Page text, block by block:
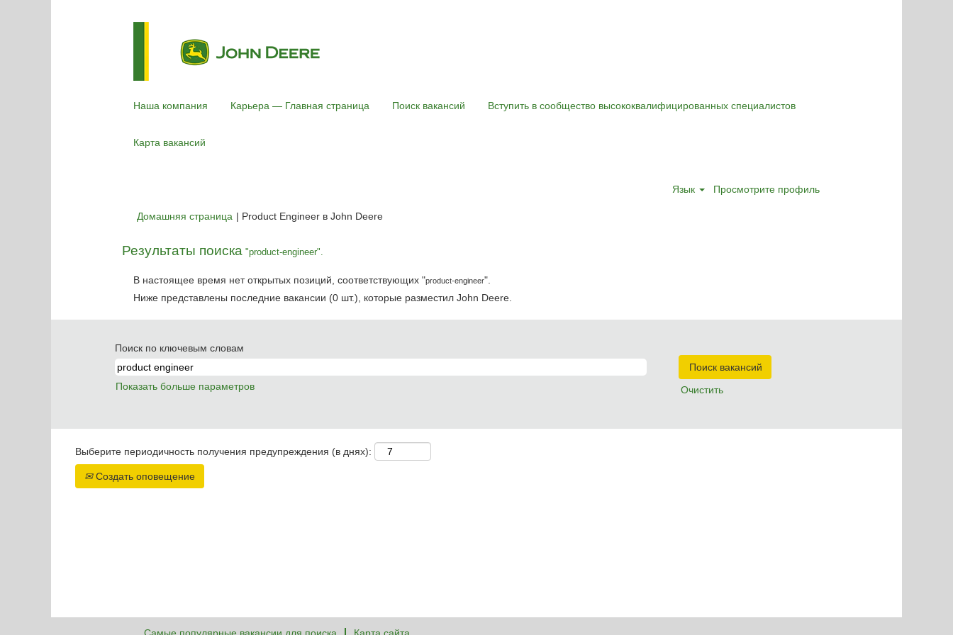
Наша компания Карьера — Главная страница Поиск вакансий Вступить в сообщество высококвалифицированных специалистов
Карта вакансий
Язык Просмотрите профиль
Домашняя страница | Product Engineer в John Deere(текущая
Результаты поиска "product-engineer".
В настоящее время нет открытых позиций, соответствующих "product-engineer".
Ниже представлены последние вакансии (0 шт.), которые разместил John Deere.
Поиск по ключевым словам
Показать больше параметров Очистить
Выберите периодичность получения предупреждения (в днях):
Создать оповещение
Самые популярные вакансии для поиска Карта сайта